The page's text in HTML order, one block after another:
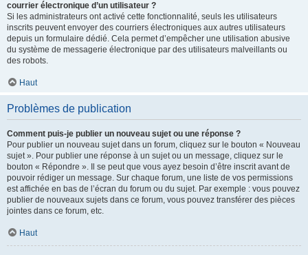
courrier électronique d’un utilisateur ?
Si les administrateurs ont activé cette fonctionnalité, seuls les utilisateurs
inscrits peuvent envoyer des courriers électroniques aux autres utilisateurs
depuis un formulaire dédié. Cela permet d’empêcher une utilisation abusive
du système de messagerie électronique par des utilisateurs malveillants ou
des robots.
Haut
Problèmes de publication
Comment puis-je publier un nouveau sujet ou une réponse ?
Pour publier un nouveau sujet dans un forum, cliquez sur le bouton « Nouveau
sujet ». Pour publier une réponse à un sujet ou un message, cliquez sur le
bouton « Répondre ». Il se peut que vous ayez besoin d’être inscrit avant de
pouvoir rédiger un message. Sur chaque forum, une liste de vos permissions
est affichée en bas de l’écran du forum ou du sujet. Par exemple : vous pouvez
publier de nouveaux sujets dans ce forum, vous pouvez transférer des pièces
jointes dans ce forum, etc.
Haut